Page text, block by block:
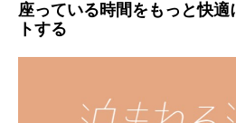
座っている時間をもっと快
トする